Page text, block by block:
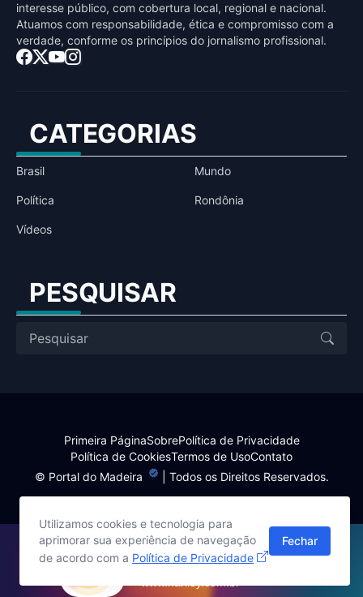
interesse público, com cobertura local, regional e nacional.
Atuamos com responsabilidade, ética e compromisso com a
verdade, conforme os princípios do jornalismo profissional.
CATEGORIAS
Brasil Mundo
Política Rondônia
Vídeos
PESQUISAR
© Portal do Madeira | Todos os Direitos Reservados.
Primeira PáginaSobrePolítica de Privacidade
Política de CookiesTermos de UsoContato
Utilizamos cookies e tecnologia para
aprimorar sua experiência de navegação
de acordo com a Política de Privacidade
Fechar
Site desenvolvido por:
Harlley Rebouças